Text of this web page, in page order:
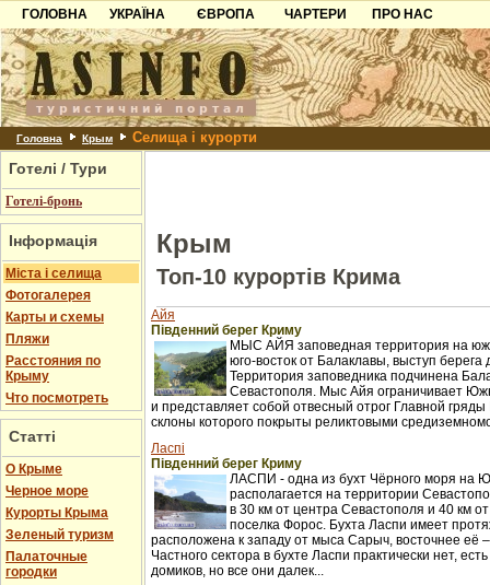
ГОЛОВНА
УКРАЇНА
Карпати
Азов
Причорноморря
Шацьк
ЄВРОПА
Чорногорія
Хорватія
Болгарія
Албанія
ЧАРТЕРИ
ПРО НАС
Контакти
Партнерам
Додати готель
Головна Крым Селища і курорти
Готелі / Тури
Готелі-бронь
Інформація
Міста і селища
Фотогалерея
Карты и схемы
Пляжи
Расстояния по
Крыму
Что посмотреть
Статті
О Крыме
Черное море
Курорты Крыма
Зеленый туризм
Палаточные
городки
Крым
Топ-10 курортів Крима
Айя
Південний берег Криму
МЫС АЙЯ заповедная территория на
юго-восток от Балаклавы, выступ
Территория заповедника подчинена
Севастополя. Мыс Айя ограничивает
и представляет собой отвесный отрог Главной
склоны которого покрыты реликтовыми
Ласпі
Південний берег Криму
ЛАСПИ - одна из бухт Чёрного моря на
располагается на территории
в 30 км от центра Севастополя и 40 км
поселка Форос. Бухта Ласпи имеет
расположена к западу от мыса Сарыч, восточнее её
Частного сектора в бухте Ласпи практически нет,
домиков, но все они далек...